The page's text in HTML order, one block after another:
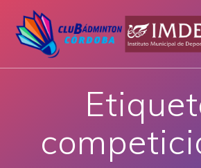
al
contenido